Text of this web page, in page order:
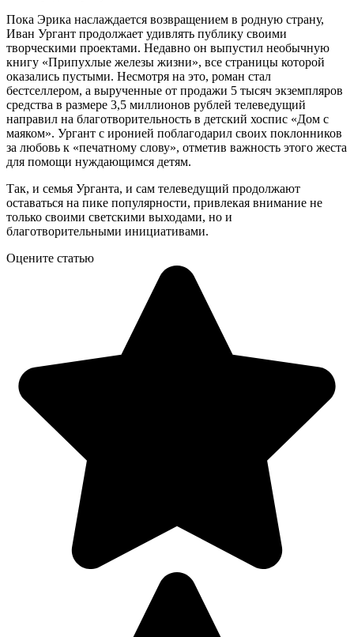
Пока Эрика наслаждается возвращением в родную страну,
Иван Ургант продолжает удивлять публику своими
творческими проектами. Недавно он выпустил необычную
книгу «Припухлые железы жизни», все страницы которой
оказались пустыми. Несмотря на это, роман стал
бестселлером, а вырученные от продажи 5 тысяч экземпляров
средства в размере 3,5 миллионов рублей телеведущий
направил на благотворительность в детский хоспис «Дом с
маяком». Ургант с иронией поблагодарил своих поклонников
за любовь к «печатному слову», отметив важность этого жеста
для помощи нуждающимся детям.
Так, и семья Урганта, и сам телеведущий продолжают
оставаться на пике популярности, привлекая внимание не
только своими светскими выходами, но и
благотворительными инициативами.
Оцените статью